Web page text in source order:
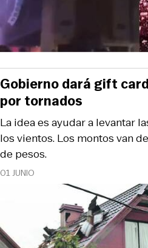
01 JUNIO
La idea es ayudar a levantar
los vientos. Los montos van
de pesos.
Gobierno dará gift
por tornados